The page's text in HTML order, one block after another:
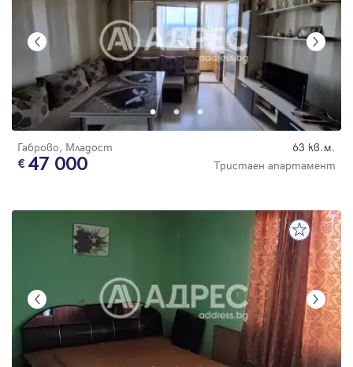
Габрово, Младост 63 кв.м.
47 000 Тристаен апартамент